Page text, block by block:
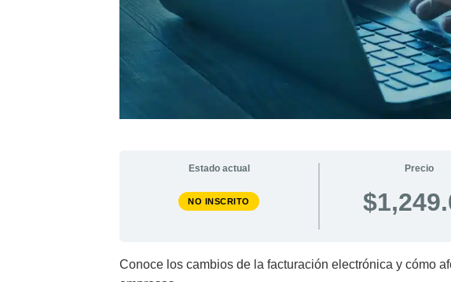
Estado actual
NO INSCRITO
Precio
Conoce los cambios de la facturación electrónica y cómo